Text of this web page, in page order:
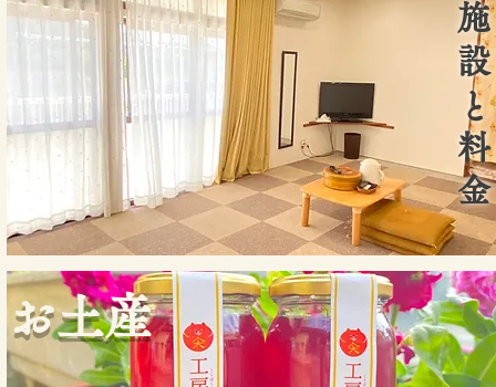
​施設と料金
​お土産